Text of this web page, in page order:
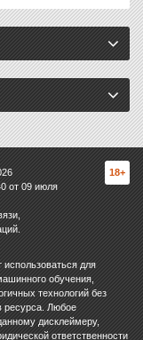
от 09 июля
18+
для
обучения,
технологий без
ресурса. Любое
дисклеймеру,
ответственности